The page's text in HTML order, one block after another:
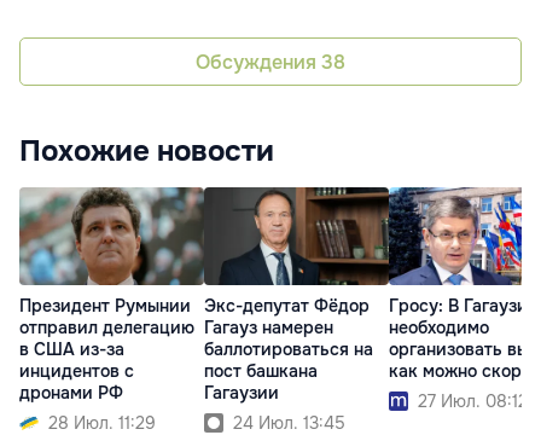
Обсуждения 38
Похожие новости
Президент Румынии
отправил делегацию
в США из-за
инцидентов с
дронами РФ
28 Июл. 11:29
Экс-депутат Фёдор
Гагауз намерен
баллотироваться на
пост башкана
Гагаузии
24 Июл. 13:45
Гросу: В Гагаузии
необходимо
организовать
как можно скорее
27 Июл. 08:12